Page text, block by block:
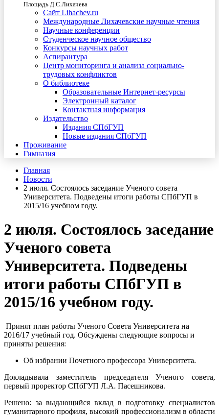
Площадь Д.С.Лихачева
Сайт Lihachev.ru
Международные Лихачевские научные чтения
Научные конференции
Студенческое научное общество
Конкурсы научных работ
Аспирантура
Центр мониторинга и анализа социально-
трудовых конфликтов
О библиотеке
Образовательные Интернет-ресурсы
Электронный каталог
Контактная информация
Издательство
Издания СПбГУП
Новые издания СПбГУП
Проживание
Гимназия
Главная
Новости
2 июля. Состоялось заседание Ученого совета
Университета. Подведены итоги работы СПбГУП в
2015/16 учебном году.
2 июля. Состоялось заседание
Ученого совета
Университета. Подведены
итоги работы СПбГУП в
2015/16 учебном году.
Принят план работы Ученого Совета Университета на
2016/17 учебный год. Обсуждены следующие вопросы и
приняты решения:
Об избрании Почетного профессора Университета.
Докладывала заместитель председателя Ученого совета,
первый проректор СПбГУП Л.А. Пасешникова.
Решено: за выдающийся вклад в подготовку специалистов
гуманитарного профиля, высокий профессионализм в области